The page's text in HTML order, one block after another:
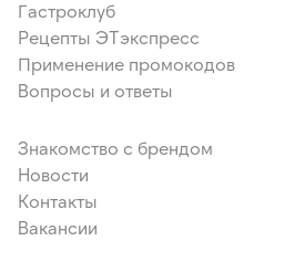
Гастроклуб
Рецепты ЭТэкспресс
Применение промокодов
Вопросы и ответы
Знакомство с брендом
Новости
Контакты
Вакансии